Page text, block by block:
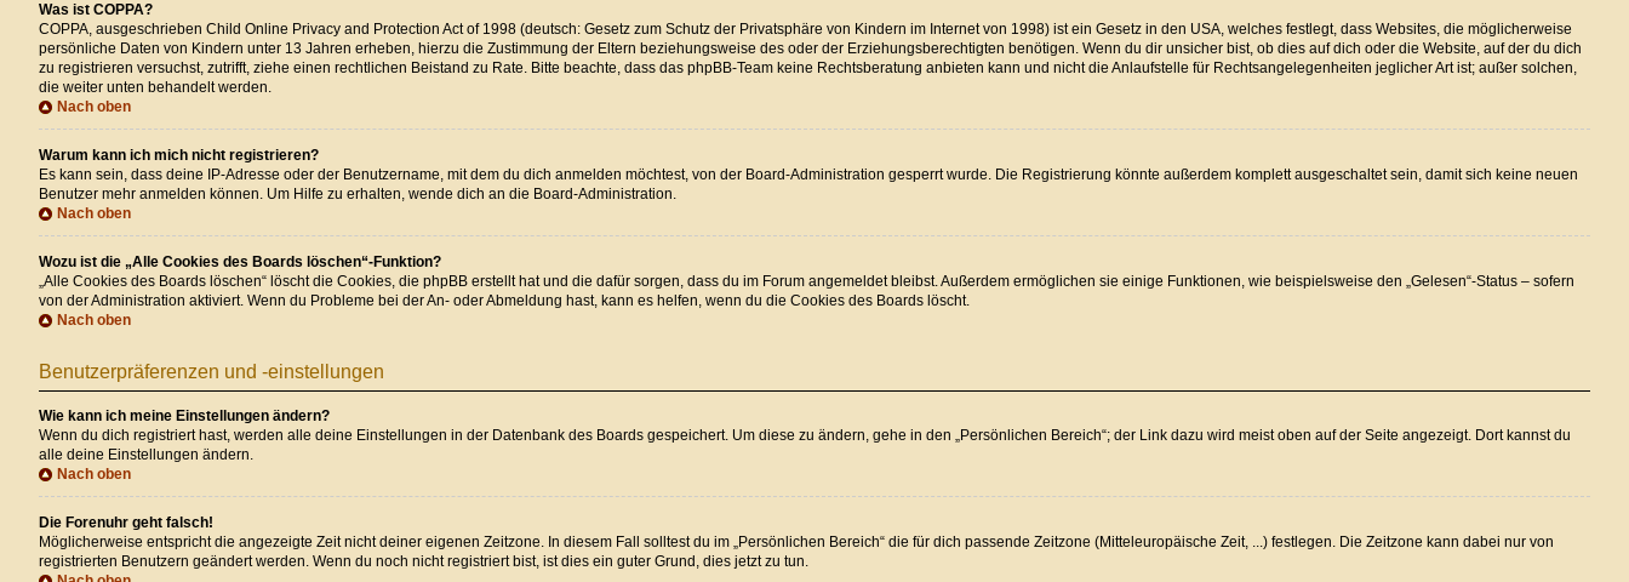
Was ist COPPA?
COPPA, ausgeschrieben Child Online Privacy and Protection Act of 1998 (deutsch: Gesetz zum Schutz der Privatsphäre von Kindern im Internet von 1998) ist ein Gesetz in den USA, welches festlegt, dass Websites, die möglicherweise
persönliche Daten von Kindern unter 13 Jahren erheben, hierzu die Zustimmung der Eltern beziehungsweise des oder der Erziehungsberechtigten benötigen. Wenn du dir unsicher bist, ob dies auf dich oder die Website, auf der du dich
zu registrieren versuchst, zutrifft, ziehe einen rechtlichen Beistand zu Rate. Bitte beachte, dass das phpBB-Team keine Rechtsberatung anbieten kann und nicht die Anlaufstelle für Rechtsangelegenheiten jeglicher Art ist; außer solchen,
die weiter unten behandelt werden.
Nach oben
Warum kann ich mich nicht registrieren?
Es kann sein, dass deine IP-Adresse oder der Benutzername, mit dem du dich anmelden möchtest, von der Board-Administration gesperrt wurde. Die Registrierung könnte außerdem komplett ausgeschaltet sein, damit sich keine neuen
Benutzer mehr anmelden können. Um Hilfe zu erhalten, wende dich an die Board-Administration.
Nach oben
Wozu ist die „Alle Cookies des Boards löschen“-Funktion?
„Alle Cookies des Boards löschen“ löscht die Cookies, die phpBB erstellt hat und die dafür sorgen, dass du im Forum angemeldet bleibst. Außerdem ermöglichen sie einige Funktionen, wie beispielsweise den „Gelesen“-Status – sofern
von der Administration aktiviert. Wenn du Probleme bei der An- oder Abmeldung hast, kann es helfen, wenn du die Cookies des Boards löscht.
Nach oben
Benutzerpräferenzen und -einstellungen
Wie kann ich meine Einstellungen ändern?
Wenn du dich registriert hast, werden alle deine Einstellungen in der Datenbank des Boards gespeichert. Um diese zu ändern, gehe in den „Persönlichen Bereich“; der Link dazu wird meist oben auf der Seite angezeigt. Dort kannst du
alle deine Einstellungen ändern.
Nach oben
Die Forenuhr geht falsch!
Möglicherweise entspricht die angezeigte Zeit nicht deiner eigenen Zeitzone. In diesem Fall solltest du im „Persönlichen Bereich“ die für dich passende Zeitzone (Mitteleuropäische Zeit, ...) festlegen. Die Zeitzone kann dabei nur von
registrierten Benutzern geändert werden. Wenn du noch nicht registriert bist, ist dies ein guter Grund, dies jetzt zu tun.